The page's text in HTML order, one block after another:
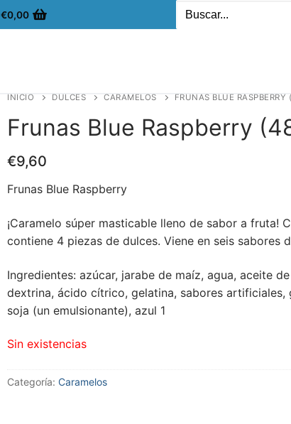
€0,00
INICIO DULCES CARAMELOS FRUNAS BLUE RASPBERRY
Frunas Blue Raspberry
€9,60
Frunas Blue Raspberry
¡Caramelo súper masticable lleno de sabor a fruta!
contiene 4 piezas de dulces. Viene en seis sabores
Ingredientes: azúcar, jarabe de maíz, agua, aceite
dextrina, ácido cítrico, gelatina, sabores artificiales,
soja (un emulsionante), azul 1
Sin existencias
Categoría: Caramelos